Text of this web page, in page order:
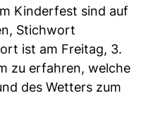
Kinderfest sind auf
Stichwort
ist am Freitag, 3.
zu erfahren, welche
des Wetters zum